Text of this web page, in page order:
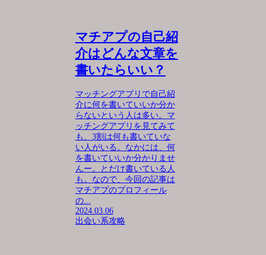
マチアプの自己紹
介はどんな文章を
書いたらいい？
マッチングアプリで自己紹
介に何を書いていいか分か
らないという人は多い。マ
ッチングアプリを見てみて
も、3割は何も書いていな
い人がいる。なかには、何
を書いていいか分かりませ
んー。とだけ書いている人
も。なので、今回の記事は
マチアプのプロフィール
の...
2024.03.06
出会い系攻略